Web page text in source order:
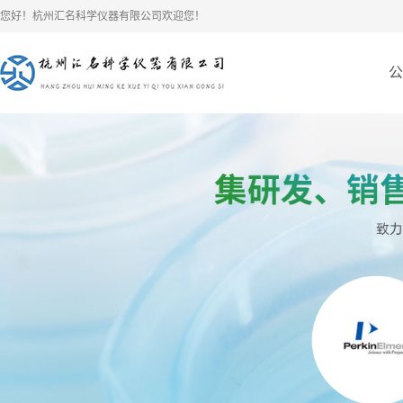
您好！杭州汇名科学仪器有限公司欢迎您！